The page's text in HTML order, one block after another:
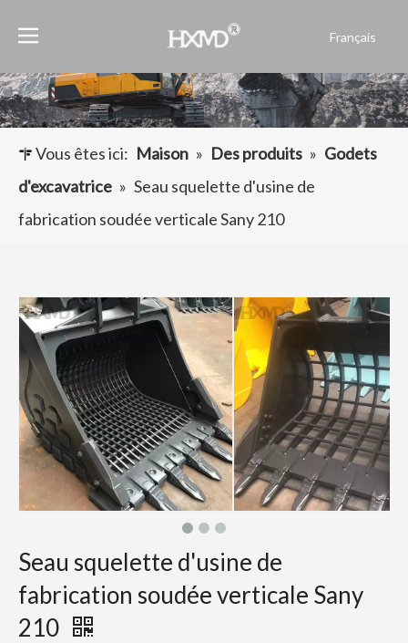
Français
العربية
Pусский
Español
Vous êtes ici: Maison » Des produits » Godets
d'excavatrice » Seau squelette d'usine de
fabrication soudée verticale Sany 210
Seau squelette d'usine de
fabrication soudée verticale Sany
210